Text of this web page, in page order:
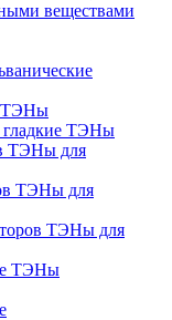
веществами
ТЭНы
гладкие ТЭНы
ТЭНы для
ТЭНы для
ТЭНы для
ТЭНы